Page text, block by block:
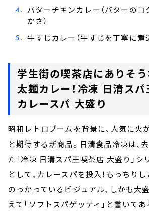
バターチキンカレー（バターの
かさ）
牛すじカレー（牛すじを丁寧に煮
学生街の喫茶店にありそ
太麺カレー！冷凍 日清ス
カレースパ 大盛り
昭和レトロブームを背景に、人気に火
と期待する新商品。日清食品冷凍は、
た「冷凍 日清スパ王喫茶店 大盛り」シ
として、カレースパを投入！もっちり
のっかっているビジュアル、しかも大
えて「ソフトスパゲッティ」と書いて